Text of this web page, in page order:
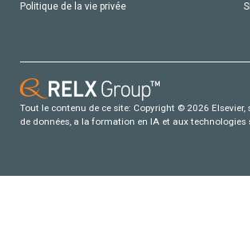
Politique de la vie privée
Tout le contenu de ce site: Copyright © 2026
de données, a la formation en IA et aux